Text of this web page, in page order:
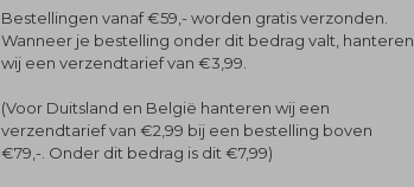
Bestellingen vanaf €59,- worden gratis verzonden.
Wanneer je bestelling onder dit bedrag valt, hanteren
wij een verzendtarief van €3,99.
(Voor Duitsland en België hanteren wij een
verzendtarief van €2,99 bij een bestelling boven
€79,-. Onder dit bedrag is dit €7,99)